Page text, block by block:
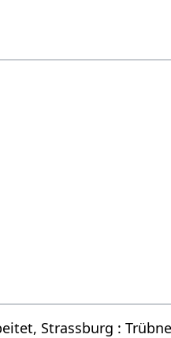
Strassburg :